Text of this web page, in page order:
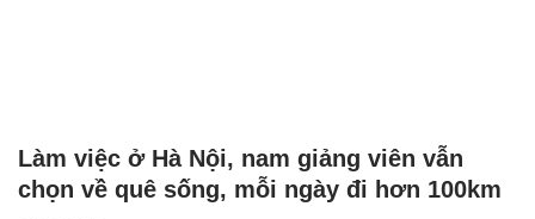
Làm việc ở Hà Nội, nam giảng viên vẫn
chọn về quê sống, mỗi ngày đi hơn 100km